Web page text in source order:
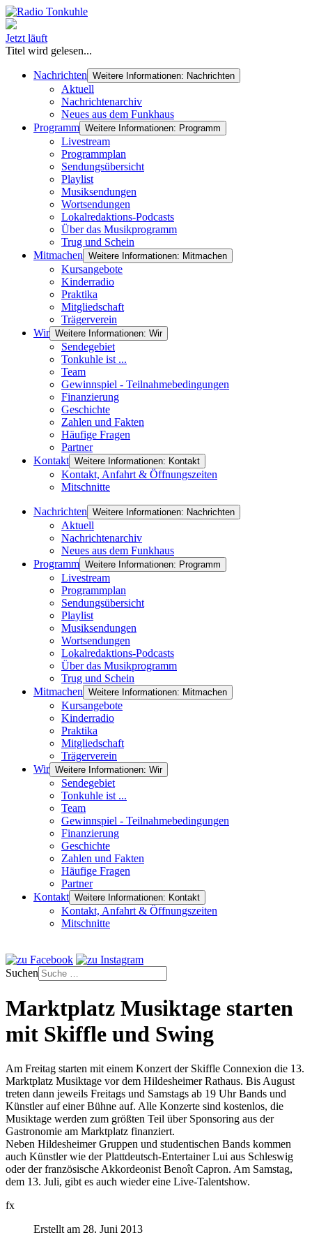
Jetzt läuft
Titel wird gelesen...
Nachrichten Weitere Informationen: Nachrichten
Aktuell
Nachrichtenarchiv
Neues aus dem Funkhaus
Programm Weitere Informationen: Programm
Livestream
Programmplan
Sendungsübersicht
Playlist
Musiksendungen
Wortsendungen
Lokalredaktions-Podcasts
Über das Musikprogramm
Trug und Schein
Mitmachen Weitere Informationen: Mitmachen
Kursangebote
Kinderradio
Praktika
Mitgliedschaft
Trägerverein
Wir Weitere Informationen: Wir
Sendegebiet
Tonkuhle ist ...
Team
Gewinnspiel - Teilnahmebedingungen
Finanzierung
Geschichte
Zahlen und Fakten
Häufige Fragen
Partner
Kontakt Weitere Informationen: Kontakt
Kontakt, Anfahrt & Öffnungszeiten
Mitschnitte
Nachrichten Weitere Informationen: Nachrichten
Aktuell
Nachrichtenarchiv
Neues aus dem Funkhaus
Programm Weitere Informationen: Programm
Livestream
Programmplan
Sendungsübersicht
Playlist
Musiksendungen
Wortsendungen
Lokalredaktions-Podcasts
Über das Musikprogramm
Trug und Schein
Mitmachen Weitere Informationen: Mitmachen
Kursangebote
Kinderradio
Praktika
Mitgliedschaft
Trägerverein
Wir Weitere Informationen: Wir
Sendegebiet
Tonkuhle ist ...
Team
Gewinnspiel - Teilnahmebedingungen
Finanzierung
Geschichte
Zahlen und Fakten
Häufige Fragen
Partner
Kontakt Weitere Informationen: Kontakt
Kontakt, Anfahrt & Öffnungszeiten
Mitschnitte
Suchen
Marktplatz Musiktage starten
mit Skiffle und Swing
Am Freitag starten mit einem Konzert der Skiffle Connexion die 13.
Marktplatz Musiktage vor dem Hildesheimer Rathaus. Bis August
treten dann jeweils Freitags und Samstags ab 19 Uhr Bands und
Künstler auf einer Bühne auf. Alle Konzerte sind kostenlos, die
Musiktage werden zum größten Teil über Sponsoring aus der
Gastronomie am Marktplatz finanziert.
Neben Hildesheimer Gruppen und studentischen Bands kommen
auch Künstler wie der Plattdeutsch-Entertainer Lui aus Schleswig
oder der französische Akkordeonist Benoît Capron. Am Samstag,
dem 13. Juli, gibt es auch wieder eine Live-Talentshow.
fx
Erstellt am 28. Juni 2013